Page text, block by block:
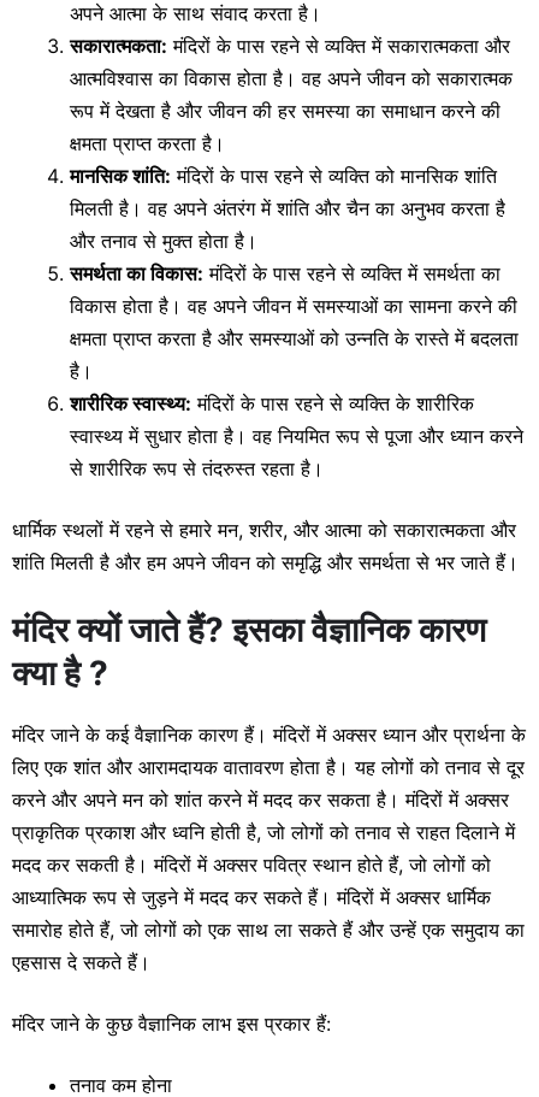
अपने आत्मा के साथ संवाद करता है।
सकारात्मकता: मंदिरों के पास रहने से व्यक्ति में सकारात्मकता और
आत्मविश्वास का विकास होता है। वह अपने जीवन को सकारात्मक
रूप में देखता है और जीवन की हर समस्या का समाधान करने की
क्षमता प्राप्त करता है।
मानसिक शांति: मंदिरों के पास रहने से व्यक्ति को मानसिक शांति
मिलती है। वह अपने अंतरंग में शांति और चैन का अनुभव करता है
और तनाव से मुक्त होता है।
समर्थता का विकास: मंदिरों के पास रहने से व्यक्ति में समर्थता का
विकास होता है। वह अपने जीवन में समस्याओं का सामना करने की
क्षमता प्राप्त करता है और समस्याओं को उन्नति के रास्ते में बदलता
है।
शारीरिक स्वास्थ्य: मंदिरों के पास रहने से व्यक्ति के शारीरिक
स्वास्थ्य में सुधार होता है। वह नियमित रूप से पूजा और ध्यान करने
से शारीरिक रूप से तंदरुस्त रहता है।
धार्मिक स्थलों में रहने से हमारे मन, शरीर, और आत्मा को सकारात्मकता और
शांति मिलती है और हम अपने जीवन को समृद्धि और समर्थता से भर जाते हैं।
मंदिर क्यों जाते हैं? इसका वैज्ञानिक कारण
क्या है ?
मंदिर जाने के कई वैज्ञानिक कारण हैं। मंदिरों में अक्सर ध्यान और प्रार्थना के
लिए एक शांत और आरामदायक वातावरण होता है। यह लोगों को तनाव से दूर
करने और अपने मन को शांत करने में मदद कर सकता है। मंदिरों में अक्सर
प्राकृतिक प्रकाश और ध्वनि होती है, जो लोगों को तनाव से राहत दिलाने में
मदद कर सकती है। मंदिरों में अक्सर पवित्र स्थान होते हैं, जो लोगों को
आध्यात्मिक रूप से जुड़ने में मदद कर सकते हैं। मंदिरों में अक्सर धार्मिक
समारोह होते हैं, जो लोगों को एक साथ ला सकते हैं और उन्हें एक समुदाय का
एहसास दे सकते हैं।
मंदिर जाने के कुछ वैज्ञानिक लाभ इस प्रकार हैं:
तनाव कम होना